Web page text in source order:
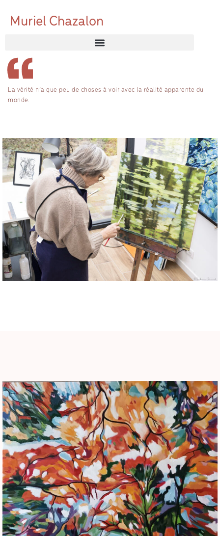
Muriel Chazalon
La vérité n’a que peu de choses à voir avec la réalité apparente du
monde.